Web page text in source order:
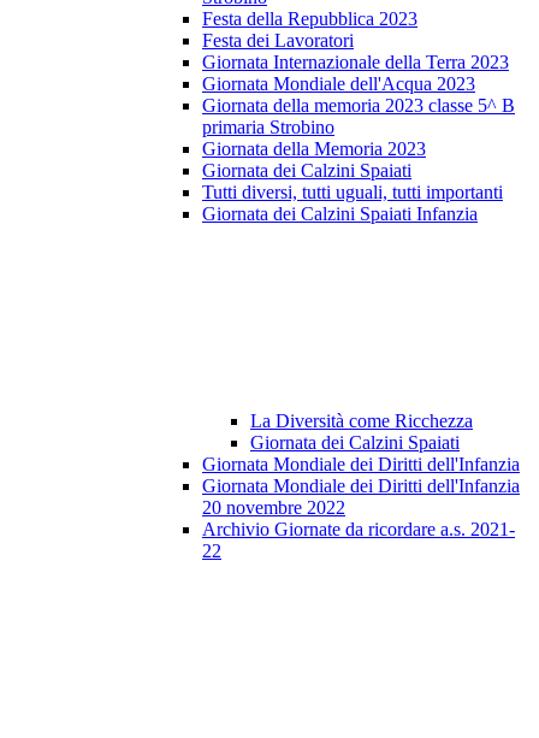
Festa della Repubblica 2023
Festa dei Lavoratori
Giornata Internazionale della Terra 2023
Giornata Mondiale dell'Acqua 2023
Giornata della memoria 2023 classe 5^ B
primaria Strobino
Giornata della Memoria 2023
Giornata dei Calzini Spaiati
Tutti diversi, tutti uguali, tutti importanti
Giornata dei Calzini Spaiati Infanzia
La Diversità come Ricchezza
Giornata dei Calzini Spaiati
Giornata Mondiale dei Diritti dell'Infanzia
Giornata Mondiale dei Diritti dell'Infanzia
20 novembre 2022
Archivio Giornate da ricordare a.s. 2021-
22